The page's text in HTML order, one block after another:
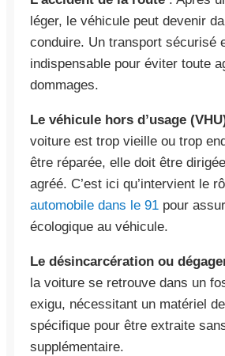
léger, le véhicule peut devenir
conduire. Un transport sécurisé
indispensable pour éviter toute
dommages.
Le véhicule hors d’usage
voiture est trop vieille ou trop
être réparée, elle doit être
agréé. C’est ici qu’intervient le
automobile dans le 91 pour
écologique au véhicule.
Le désincarcération ou
la voiture se retrouve dans un
exigu, nécessitant un matériel
spécifique pour être extraite
supplémentaire.